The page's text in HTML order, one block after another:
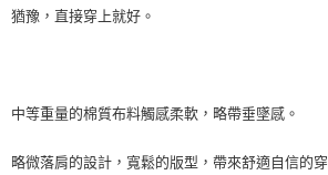
猶豫，直接穿上就好。
中等重量的棉質布料觸感柔軟，略帶垂墜感。
略微落肩的設計，寬鬆的版型，帶來舒適自信的